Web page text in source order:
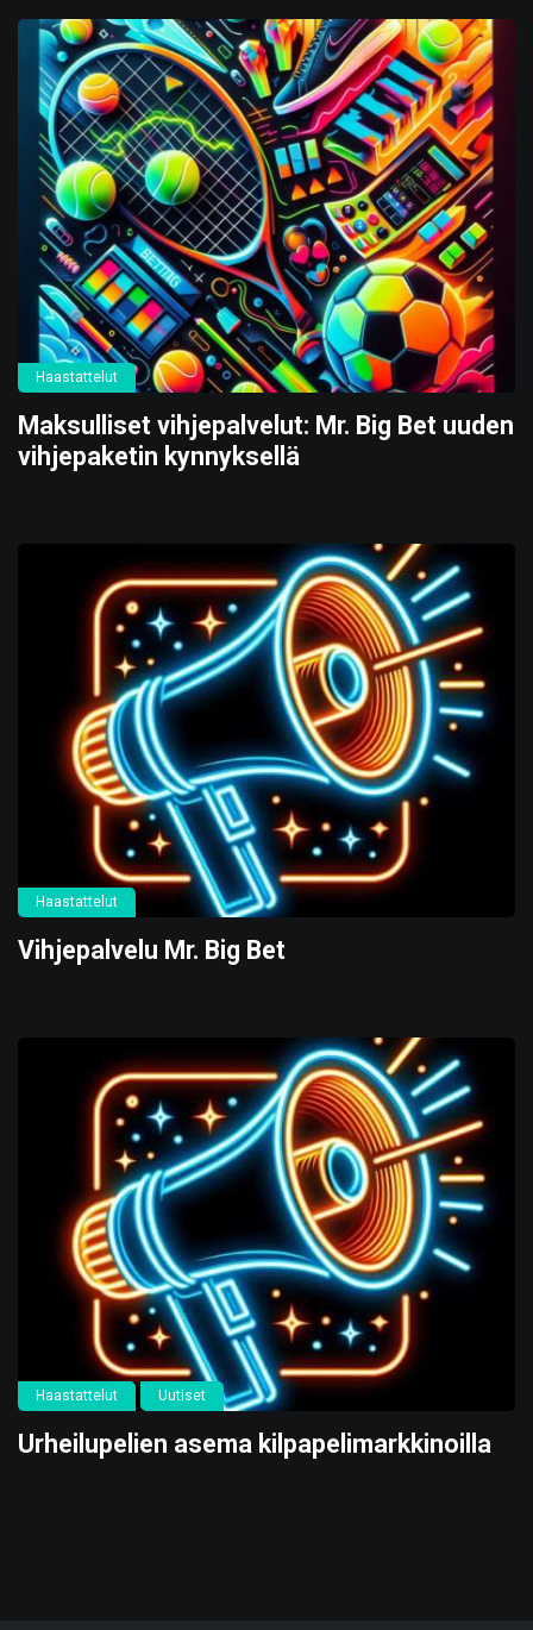
Haastattelut
Maksulliset vihjepalvelut: Mr. Big Bet uuden
vihjepaketin kynnyksellä
Haastattelut
Vihjepalvelu Mr. Big Bet
Haastattelut Uutiset
Urheilupelien asema kilpapelimarkkinoilla